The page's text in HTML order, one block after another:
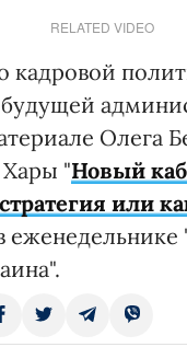
RELATED VIDEO
кадровой
будущей
Олега
"Новый
или
еженедельнике